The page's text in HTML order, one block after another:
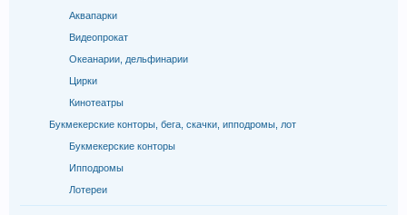
Аквапарки
Видеопрокат
Океанарии, дельфинарии
Цирки
Кинотеатры
Букмекерские конторы, бега, скачки, ипподромы, лот
Букмекерские конторы
Ипподромы
Лотереи